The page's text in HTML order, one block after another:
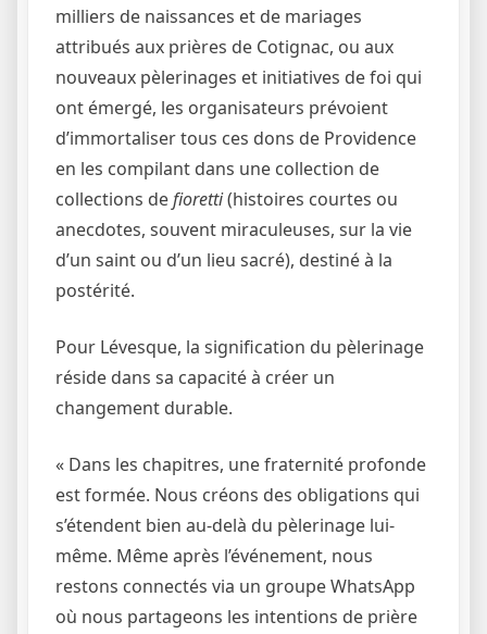
milliers de naissances et de mariages
attribués aux prières de Cotignac, ou aux
nouveaux pèlerinages et initiatives de foi qui
ont émergé, les organisateurs prévoient
d’immortaliser tous ces dons de Providence
en les compilant dans une collection de
collections defioretti(histoires courtes ou
anecdotes, souvent miraculeuses, sur la vie
d’un saint ou d’un lieu sacré), destiné à la
postérité.
Pour Lévesque, la signification du pèlerinage
réside dans sa capacité à créer un
changement durable.
« Dans les chapitres, une fraternité profonde
est formée. Nous créons des obligations qui
s’étendent bien au-delà du pèlerinage lui-
même. Même après l’événement, nous
restons connectés via un groupe WhatsApp
où nous partageons les intentions de prière